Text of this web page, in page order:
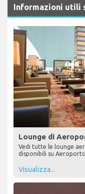
Informazioni utili
Lounge di
Vedi tutte le lounge
disponibili su
Visualizza...